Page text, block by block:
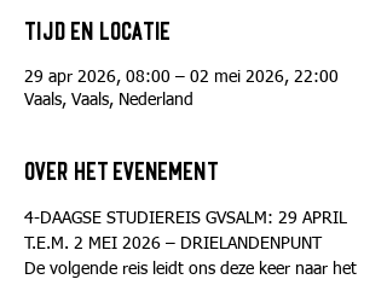
Tijd en locatie
29 apr 2026, 08:00 – 02 mei 2026, 22:00
Vaals, Vaals, Nederland
Over het evenement
4-DAAGSE STUDIEREIS GVSALM: 29 APRIL
T.E.M. 2 MEI 2026 – DRIELANDENPUNT
De volgende reis leidt ons deze keer naar het